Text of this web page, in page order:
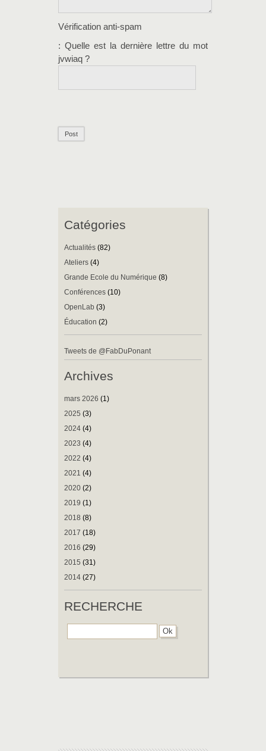
Vérification anti-spam
: Quelle est la dernière lettre du mot
jvwiaq ?
Catégories
Actualités (82)
Ateliers (4)
Grande Ecole du Numérique (8)
Conférences (10)
OpenLab (3)
Éducation (2)
Tweets de @FabDuPonant
Archives
mars 2026 (1)
2025 (3)
2024 (4)
2023 (4)
2022 (4)
2021 (4)
2020 (2)
2019 (1)
2018 (8)
2017 (18)
2016 (29)
2015 (31)
2014 (27)
RECHERCHE